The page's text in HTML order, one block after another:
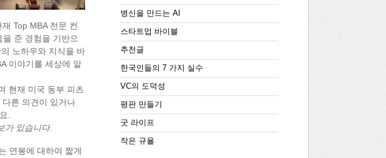
Top MBA 전문 컨
준 경험을 기반으
노하우와 지식을 바
이야기를 세상에 알
현재 미국 동부 피츠
른 의견이 있거나
.
가 있습니다.
연봉에 대하여 짧게
병신을 만드는 AI
스타트업 바이블
추천글
한국인들의 7 가지 실수
VC의 도덕성
평판 만들기
굿 라이프
작은 규율